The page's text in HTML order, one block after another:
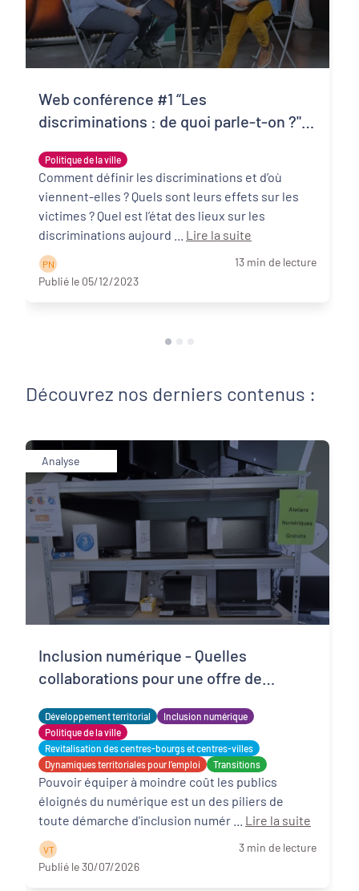
Politique de la ville
Web conférence #1 “Les
discriminations : de quoi parle-t-on ?" -
Comment définir les discriminations et d’où
viennent-elles ? Quels sont leurs effets sur les
victimes ? Quel est l’état des lieux sur les
Lire la suite
P N
13 min de lecture
Publié le 05/12/2023
Découvrez nos derniers contenus :
Analyse
Développement territorial
Inclusion numérique
Politique de la ville
Revitalisation des centres-bourgs et centres-villes
Dynamiques territoriales pour l’emploi
Transitions
Inclusion numérique - Quelles
collaborations pour une offre de
solidaire et adaptée ?
Pouvoir équiper à moindre coût les publics
éloignés du numérique est un des piliers de
Lire la suite
V T
3 min de lecture
Publié le 30/07/2026